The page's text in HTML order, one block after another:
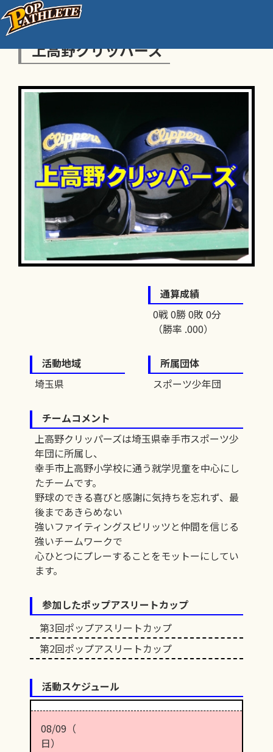
上高野クリッパーズ
通算成績
0戦 0勝 0敗 0分
（勝率 .000）
活動地域
埼玉県
所属団体
スポーツ少年団
チームコメント
上高野クリッパーズは埼玉県幸手市スポーツ少
年団に所属し、
幸手市上高野小学校に通う就学児童を中心にし
たチームです。
野球のできる喜びと感謝に気持ちを忘れず、最
後まであきらめない
強いファイティングスピリッツと仲間を信じる
強いチームワークで
心ひとつにプレーすることをモットーにしてい
ます。
参加したポップアスリートカップ
第3回ポップアスリートカップ
第2回ポップアスリートカップ
活動スケジュール
08/09（
日）